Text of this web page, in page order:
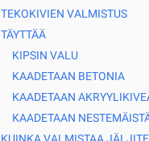
TEKOKIVIEN VALMISTUS
TÄYTTÄÄ
KIPSIN VALU
KAADETAAN BETONIA
KAADETAAN
KAADETAAN
KUINKA VALMISTAA